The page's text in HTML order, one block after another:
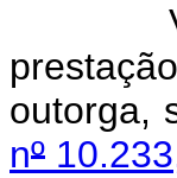
V -
outorga,
nº